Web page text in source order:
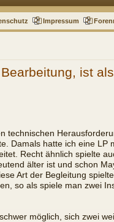
Impressum
ist
technischen
Damals hatte ich eine
Recht ähnlich spielte
älter ist und schon
Art der Begleitung
so als spiele man zwei
möglich, sich zwei